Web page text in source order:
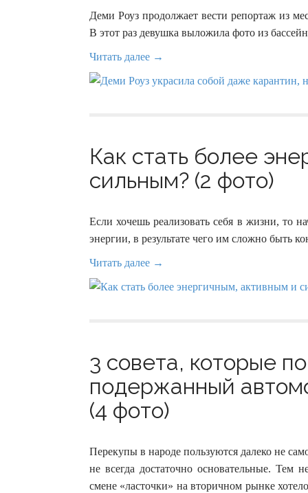
Деми Роуз продолжает вести репортаж из
В этот раз девушка выложила фото из
Читать далее →
Как стать более
сильным? (2 фото)
Если хочешь реализовать себя в жизни, то
энергии, в результате чего им сложно быть
Читать далее →
3 совета, которые
подержанный
(4 фото)
Перекупы в народе пользуются далеко не
не всегда достаточно основательные. Тем
смене «ласточки» на вторичном рынке